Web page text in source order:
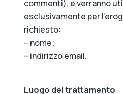
commenti), e verranno
esclusivamente per
richiesto:
– nome;
– indirizzo email.
Luogo del trattamento